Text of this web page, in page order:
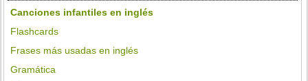
Canciones infantiles en inglés
Flashcards
Frases más usadas en inglés
Gramática